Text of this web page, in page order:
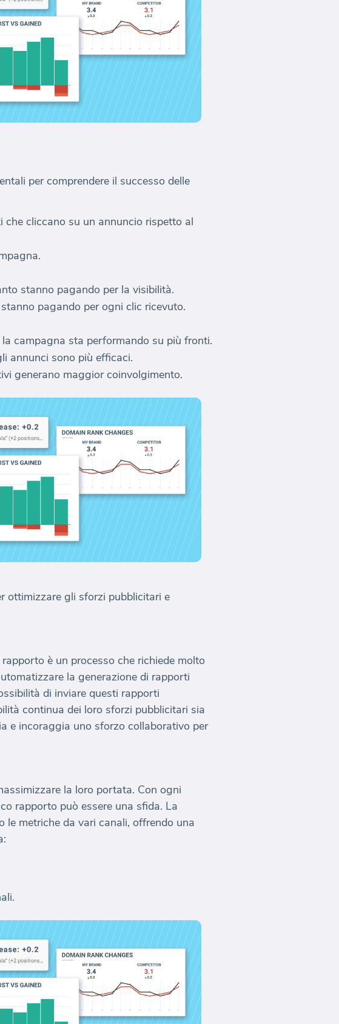
per comprendere il successo delle
cliccano su un annuncio rispetto al
stanno pagando per la visibilità.
pagando per ogni clic ricevuto.
campagna sta performando su più fronti.
annunci sono più efficaci.
generano maggior coinvolgimento.
ottimizzare gli sforzi pubblicitari e
è un processo che richiede molto
la generazione di rapporti
di inviare questi rapporti
continua dei loro sforzi pubblicitari sia
e incoraggia uno sforzo collaborativo per
la loro portata. Con ogni
rapporto può essere una sfida. La
metriche da vari canali, offrendo una